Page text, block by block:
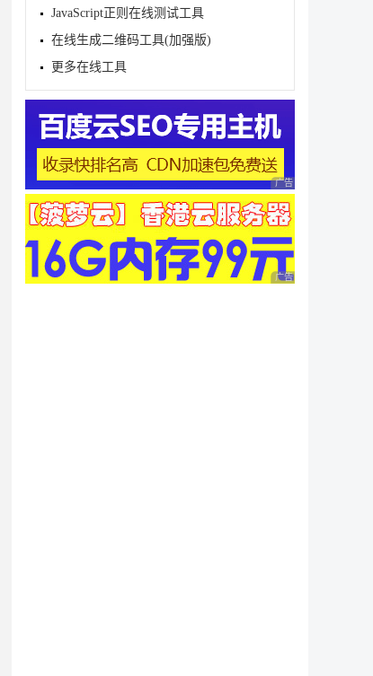
JavaScript正则在线测试工具
在线生成二维码工具(加强版)
更多在线工具
广告 商业广告，理性
广告 商业广告，理性